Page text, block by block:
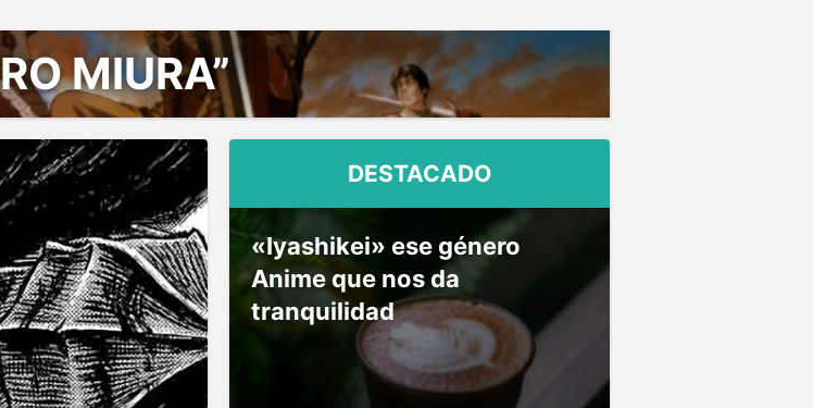
MIURA”
DESTACADO
«Iyashikei» ese género
Anime que nos da
tranquilidad